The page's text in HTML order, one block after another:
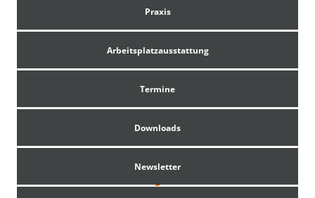
Praxis
Arbeitsplatzausstattung
Termine
Downloads
Newsletter
Kameralesesysteme